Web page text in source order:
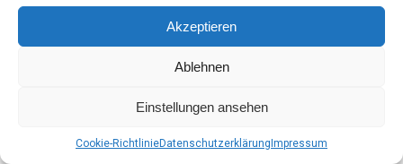
Akzeptieren
Ablehnen
Einstellungen ansehen
Cookie-RichtlinieDatenschutzerklärung Impressum